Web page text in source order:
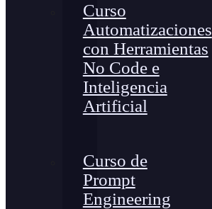
Curso
Automatizaciones
con Herramientas
No Code e
Inteligencia
Artificial
Curso de
Prompt
Engineering